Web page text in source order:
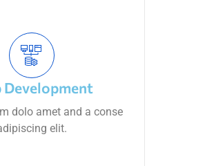
Development
dolo amet and a conse
elit.